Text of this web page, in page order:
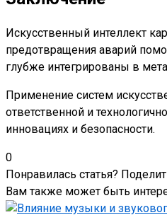
Искусственный интеллект
предотвращения аварий
глубже интегрированы в
Применение систем
ответственной и
инновациях и безопасности.
0
Понравилась статья?
Вам также может быть